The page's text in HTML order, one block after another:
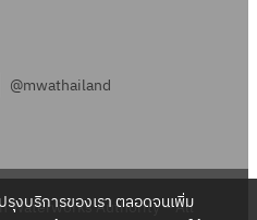
@mwathailand
Waterworks Authority – All
รุงบริการของเรา ตลอดจนเพิ่ม